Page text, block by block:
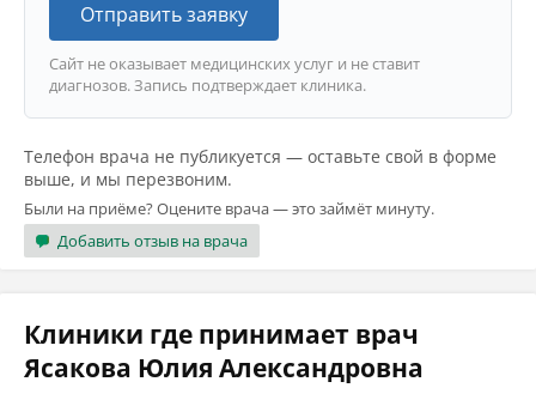
Отправить заявку
Сайт не оказывает медицинских услуг и не ставит
диагнозов. Запись подтверждает клиника.
Телефон врача не публикуется — оставьте свой в форме
выше, и мы перезвоним.
Были на приёме? Оцените врача — это займёт минуту.
Добавить отзыв на врача
Клиники где принимает врач
Ясакова Юлия Александровна